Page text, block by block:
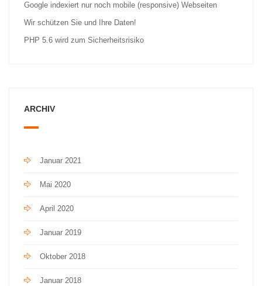
Google indexiert nur noch mobile (responsive) Webseiten
Wir schützen Sie und Ihre Daten!
PHP 5.6 wird zum Sicherheitsrisiko
ARCHIV
Januar 2021
Mai 2020
April 2020
Januar 2019
Oktober 2018
Januar 2018